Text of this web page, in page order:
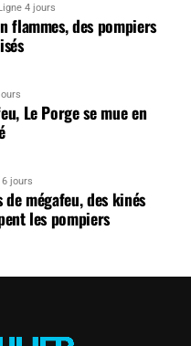
4 jours
flammes, des pompiers
Le Porge se mue en
6 jours
mégafeu, des kinés
les pompiers